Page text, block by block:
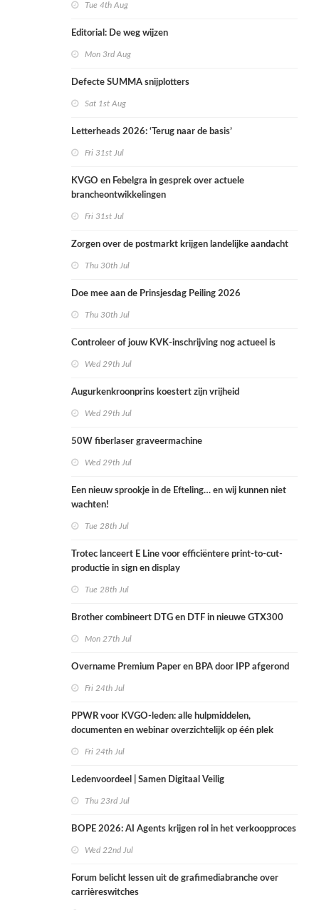
Tue 4th Aug
Editorial: De weg wijzen
Mon 3rd Aug
Defecte SUMMA snijplotters
Sat 1st Aug
Letterheads 2026: ‘Terug naar de basis’
Fri 31st Jul
KVGO en Febelgra in gesprek over actuele
brancheontwikkelingen
Fri 31st Jul
Zorgen over de postmarkt krijgen landelijke aandacht
Thu 30th Jul
Doe mee aan de Prinsjesdag Peiling 2026
Thu 30th Jul
Controleer of jouw KVK-inschrijving nog actueel is
Wed 29th Jul
Augurkenkroonprins koestert zijn vrijheid
Wed 29th Jul
50W fiberlaser graveermachine
Wed 29th Jul
Een nieuw sprookje in de Efteling… en wij kunnen niet
wachten!
Tue 28th Jul
Trotec lanceert E Line voor efficiëntere print-to-cut-
productie in sign en display
Tue 28th Jul
Brother combineert DTG en DTF in nieuwe GTX300
Mon 27th Jul
Overname Premium Paper en BPA door IPP afgerond
Fri 24th Jul
PPWR voor KVGO-leden: alle hulpmiddelen,
documenten en webinar overzichtelijk op één plek
Fri 24th Jul
Ledenvoordeel | Samen Digitaal Veilig
Thu 23rd Jul
BOPE 2026: AI Agents krijgen rol in het verkoopproces
Wed 22nd Jul
Forum belicht lessen uit de grafimediabranche over
carrièreswitches